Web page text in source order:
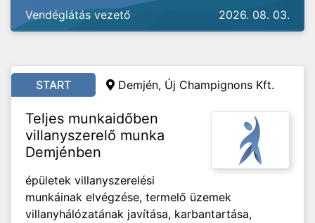
Vendéglátás vezető 2026. 08. 03.
START Demjén, Új Champignons Kft.
Teljes munkaidőben
villanyszerelő munka
Demjénben
épületek villanyszerelési
munkáinak elvégzése, termelő üzemek
villanyhálózatának javítása, karbantartása,